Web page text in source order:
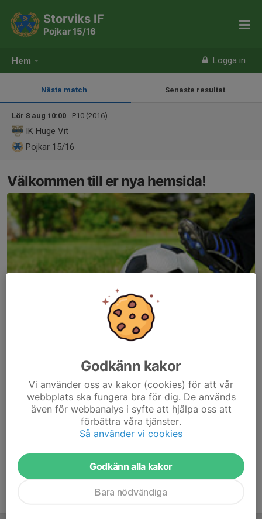
Hem Logga in
Storviks IF
Pojkar 15/16
Nästa match Senaste resultat
Lör 8 aug 10:00 - P10 (2016)
IK Huge Vit
Pojkar 15/16
Välkommen till er nya hemsida!
Här hamnar automatiskt de senaste nyheterna på hemsidan. För
att kunna börja administrera hemsidan loggar du in högst upp till
Godkänn kakor
Vi använder oss av kakor (cookies) för att vår
webbplats ska fungera bra för dig. De används
även för webbanalys i syfte att hjälpa oss att
förbättra våra tjänster.
Så använder vi cookies
Godkänn alla kakor
Bara nödvändiga